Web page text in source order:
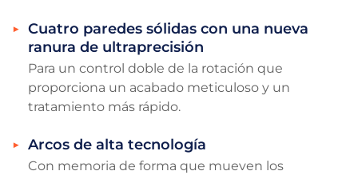
Cuatro paredes sólidas con una nueva
ranura de ultraprecisión
Para un control doble de la rotación que
proporciona un acabado meticuloso y un
tratamiento más rápido.
Arcos de alta tecnología
Con memoria de forma que mueven los